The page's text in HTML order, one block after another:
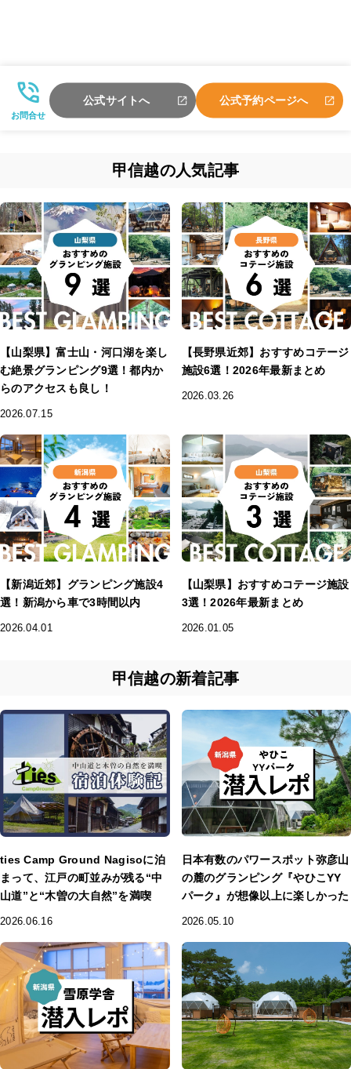
お問合せ
公式サイトへ 公式予約ページへ
甲信越の人気記事
【山梨県】富士山・河口湖を楽し
む絶景グランピング9選！都内か
らのアクセスも良し！
2026.07.15
【長野県近郊】おすすめコテージ
施設6選！2026年最新まとめ
2026.03.26
【新潟近郊】グランピング施設4
選！新潟から車で3時間以内
2026.04.01
【山梨県】おすすめコテージ施設
3選！2026年最新まとめ
2026.01.05
甲信越の新着記事
ties Camp Ground Nagisoに泊
まって、江戸の町並みが残る“中
山道”と“木曽の大自然”を満喫
2026.06.16
日本有数のパワースポット弥彦山
の麓のグランピング『やひこYY
パーク』が想像以上に楽しかった
2026.05.10